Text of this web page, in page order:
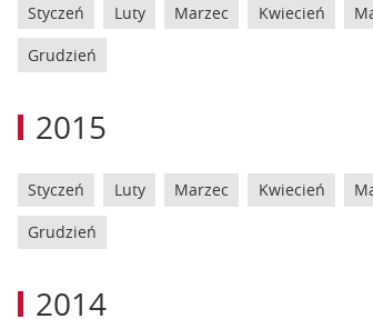
Styczeń Luty Marzec Kwiecień
Grudzień
2015
Styczeń Luty Marzec Kwiecień
Grudzień
2014